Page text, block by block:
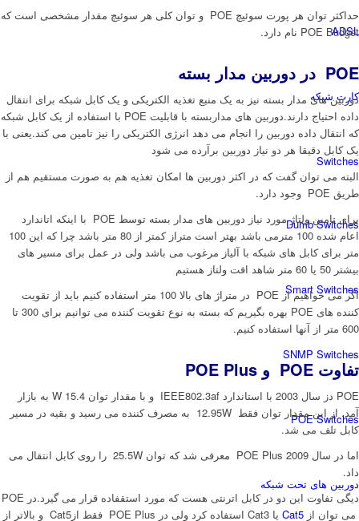
ADSL
کارت شبکه
Switches
Dumb Switches
Smart Switches
SNMP Switches
POE Switches
دوربین های تحت شبکه
حداکثر توان هر پورت سوئیچ POE و توان کلی هر سوئیچ مقدار مشخصی است که
POE Budget نام دارد.
POE در دوربین مدار بسته
دوربین های مدار بسته نیز به یک منبع تغذیه الکتریکی و یک کابل شبکه برای انتقال
داده احتیاج دارند.دوربین های مداربسته با قابلیت POE با استفاده از یک کابل شبکه
که انتقال داده دوربین را انجام می دهد انرژی الکتریکی را نیز تامین می کند.یعنی با
یک کابل دقیقا هر دو نیاز دوربین برآرده می شود
البته می توان گفت که در اکثر دوربین ها امکان تغذیه هم به صورت مستقیم هم از
طریق POE وجود دارد.
برای تامین ولتاژ مورد نیاز دوربین های مدار بسته توسط POE با اینکه اتاندارد
اعام شده 100 مترمی باشد بهتر است متراز کمتر از 80 متر باشد چرا که این 100
متر برای کابل های شبکه با آلیاز مرغوب می باشد ولی در عمل برای مسیر های
بیشتر 50 یا 60 متر شاهد افت ولتاز هستیم
اگر می خواهیم از POE در متراژ های بالا 100 متر استفاده کنیم باید از تقویت
کننده های POE بهره بگیریم که بسته به نوع تقویت کننده می توانیم برای 300 تا
600 متر از آنها استفاده کنیم.
تفاوت POE و POE Plus
POE دز سال 2003 با استاندارد IEEE802.3af و با مقدار توان W 15.4 به بازار
آمد. از این مقدار توان فقط 12.95W به مصرف کننده می رسید و بقیه در مسیر
کابل تلف می شد.
اما در سال 2009 POE Plus معرفی شد که توان 25.5W را روی کابل انتقال می
داد.
دیگی تفاوت این دو در کابل اترنتی هست که مورد استقفاده قرار می گیرد.در POE
می توان از Cat5
یا Cat3 استفاده کرد ولی در POE Plus فقط ازCat5 و بالاتر از